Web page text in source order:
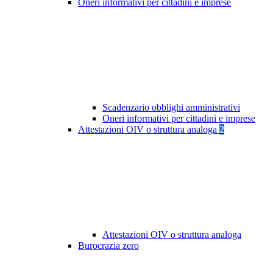
Oneri informativi per cittadini e imprese
Scadenzario obblighi amministrativi
Oneri informativi per cittadini e imprese
Attestazioni OIV o struttura analoga 2
Attestazioni OIV o struttura analoga
Burocrazia zero